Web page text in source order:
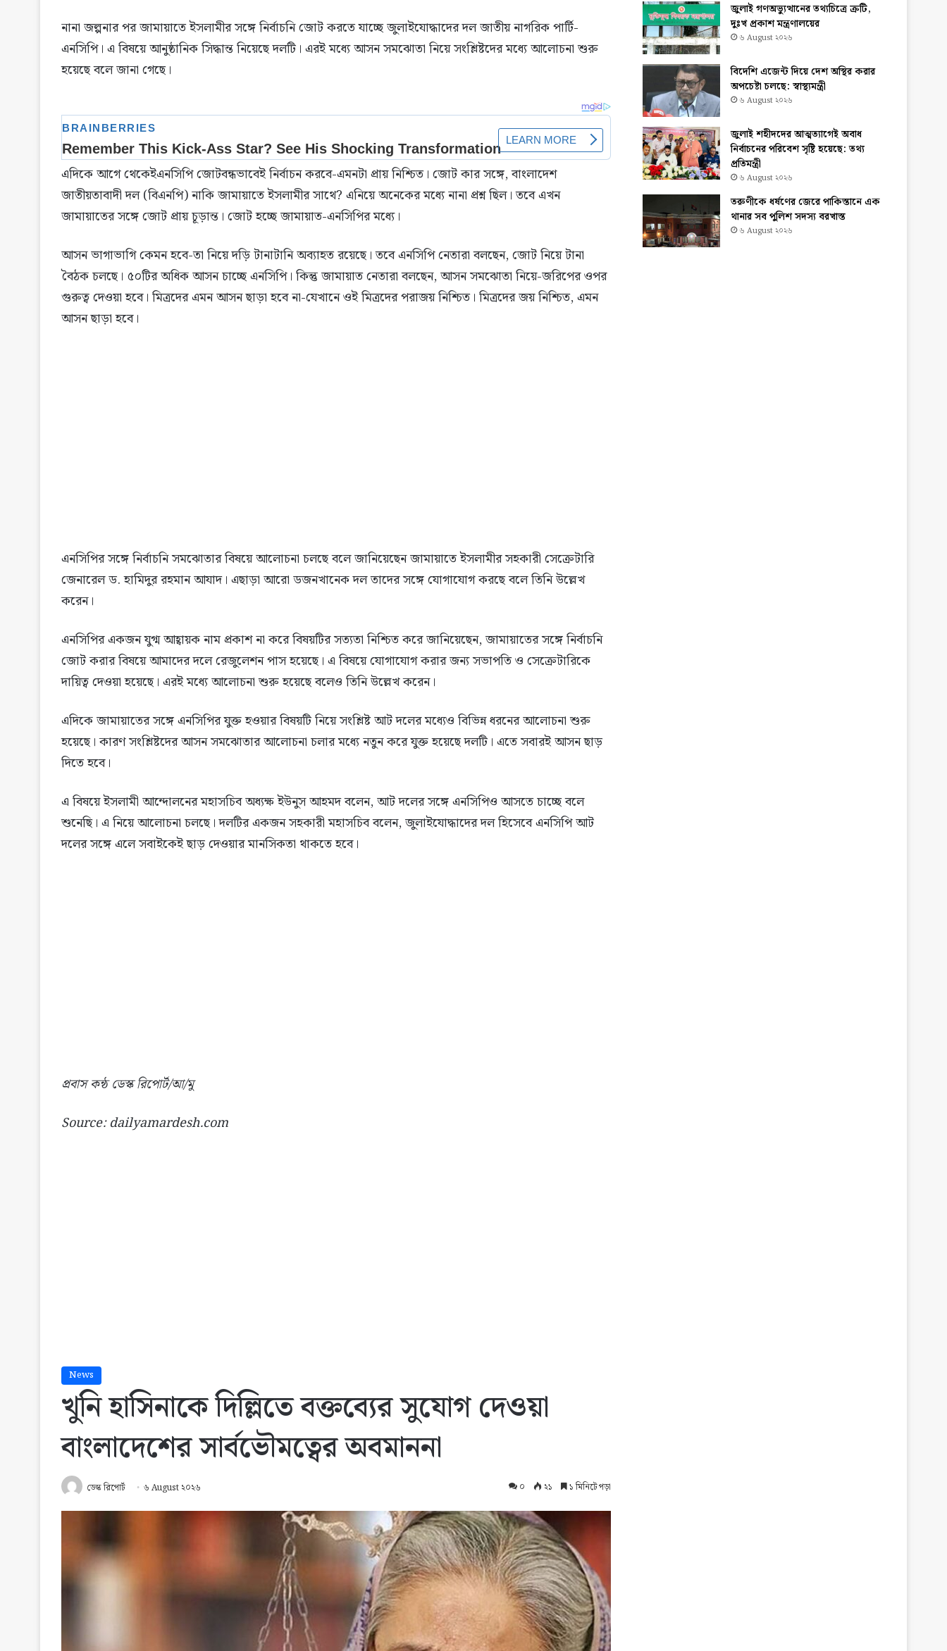
নানা জল্পনার পর জামায়াতে ইসলামীর সঙ্গে নির্বাচনি জোট করতে যাচ্ছে জুলাইযোদ্ধাদের দল জাতীয় নাগরিক পার্টি-
এনসিপি। এ বিষয়ে আনুষ্ঠানিক সিদ্ধান্ত নিয়েছে দলটি। এরই মধ্যে আসন সমঝোতা নিয়ে সংশ্লিষ্টদের মধ্যে আলোচনা শুরু
হয়েছে বলে জানা গেছে।
এদিকে আগে থেকেইএনসিপি জোটবন্ধভাবেই নির্বাচন করবে-এমনটা প্রায় নিশ্চিত। জোট কার সঙ্গে, বাংলাদেশ
জাতীয়তাবাদী দল (বিএনপি) নাকি জামায়াতে ইসলামীর সাথে? এনিয়ে অনেকের মধ্যে নানা প্রশ্ন ছিল। তবে এখন
জামায়াতের সঙ্গে জোট প্রায় চূড়ান্ত। জোট হচ্ছে জামায়াত-এনসিপির মধ্যে।
আসন ভাগাভাগি কেমন হবে-তা নিয়ে দড়ি টানাটানি অব্যাহত রয়েছে। তবে এনসিপি নেতারা বলছেন, জোট নিয়ে টানা
বৈঠক চলছে। ৫০টির অধিক আসন চাচ্ছে এনসিপি। কিন্তু জামায়াত নেতারা বলছেন, আসন সমঝোতা নিয়ে-জরিপের ওপর
গুরুত্ব দেওয়া হবে। মিত্রদের এমন আসন ছাড়া হবে না-যেখানে ওই মিত্রদের পরাজয় নিশ্চিত। মিত্রদের জয় নিশ্চিত, এমন
আসন ছাড়া হবে।
এনসিপির সঙ্গে নির্বাচনি সমঝোতার বিষয়ে আলোচনা চলছে বলে জানিয়েছেন জামায়াতে ইসলামীর সহকারী সেক্রেটারি
জেনারেল ড. হামিদুর রহমান আযাদ। এছাড়া আরো ডজনখানেক দল তাদের সঙ্গে যোগাযোগ করছে বলে তিনি উল্লেখ
করেন।
এনসিপির একজন যুগ্ম আহ্বায়ক নাম প্রকাশ না করে বিষয়টির সত্যতা নিশ্চিত করে জানিয়েছেন, জামায়াতের সঙ্গে নির্বাচনি
জোট করার বিষয়ে আমাদের দলে রেজুলেশন পাস হয়েছে। এ বিষয়ে যোগাযোগ করার জন্য সভাপতি ও সেক্রেটারিকে
দায়িত্ব দেওয়া হয়েছে। এরই মধ্যে আলোচনা শুরু হয়েছে বলেও তিনি উল্লেখ করেন।
এদিকে জামায়াতের সঙ্গে এনসিপির যুক্ত হওয়ার বিষয়টি নিয়ে সংশ্লিষ্ট আট দলের মধ্যেও বিভিন্ন ধরনের আলোচনা শুরু
হয়েছে। কারণ সংশ্লিষ্টদের আসন সমঝোতার আলোচনা চলার মধ্যে নতুন করে যুক্ত হয়েছে দলটি। এতে সবারই আসন ছাড়
দিতে হবে।
এ বিষয়ে ইসলামী আন্দোলনের মহাসচিব অধ্যক্ষ ইউনুস আহমদ বলেন, আট দলের সঙ্গে এনসিপিও আসতে চাচ্ছে বলে
শুনেছি। এ নিয়ে আলোচনা চলছে। দলটির একজন সহকারী মহাসচিব বলেন, জুলাইযোদ্ধাদের দল হিসেবে এনসিপি আট
দলের সঙ্গে এলে সবাইকেই ছাড় দেওয়ার মানসিকতা থাকতে হবে।
প্রবাস কন্ঠ ডেস্ক রিপোর্ট/আ/মু
Source: dailyamardesh.com
জুলাই গণঅভ্যুত্থানের তথ্যচিত্রে ত্রুটি,
দুঃখ প্রকাশ মন্ত্রণালয়ের
৬ August ২০২৬
বিদেশি এজেন্ট দিয়ে দেশ অস্থির করার
অপচেষ্টা চলছে: স্বাস্থ্যমন্ত্রী
৬ August ২০২৬
জুলাই শহীদদের আত্মত্যাগেই অবাধ
নির্বাচনের পরিবেশ সৃষ্টি হয়েছে: তথ্য
প্রতিমন্ত্রী
৬ August ২০২৬
তরুণীকে ধর্ষণের জেরে পাকিস্তানে এক
থানার সব পুলিশ সদস্য বরখাস্ত
৬ August ২০২৬